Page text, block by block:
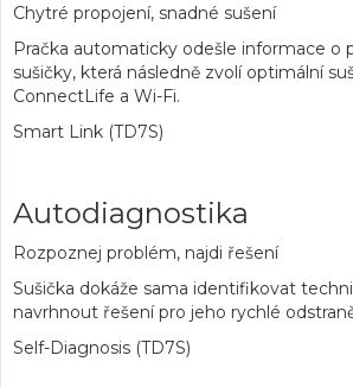
Chytré propojení, snadné sušení
Pračka automaticky odešle informace o
sušičky, která následně zvolí optimální
ConnectLife a Wi-Fi.
Smart Link (TD7S)
Autodiagnostika
Rozpoznej problém, najdi řešení
Sušička dokáže sama identifikovat
navrhnout řešení pro jeho rychlé
Self-Diagnosis (TD7S)